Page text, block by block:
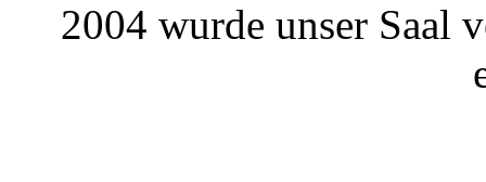
2004 wurde unser Saal